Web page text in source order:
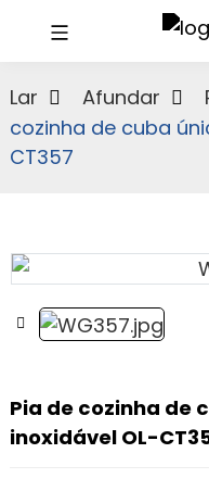
Lar Afundar
cozinha de cuba
CT357
Pia de cozinha de
inoxidável OL-